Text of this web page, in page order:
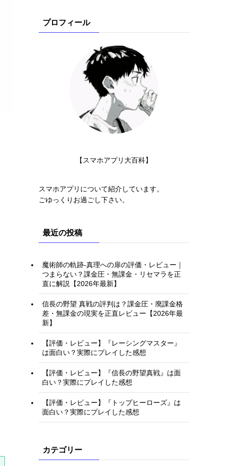
プロフィール
【スマホアプリ大百科】
スマホアプリについて紹介しています。
ごゆっくりお過ごし下さい。
最近の投稿
魔術師の軌跡-真理への扉の評価・レビュー｜
つまらない？課金圧・無課金・リセマラを正
直に解説【2026年最新】
信長の野望 真戦の評判は？課金圧・廃課金格
差・無課金の現実を正直レビュー【2026年最
新】
【評価・レビュー】『レーシングマスター』
は面白い？実際にプレイした感想
【評価・レビュー】『信長の野望真戦』は面
白い？実際にプレイした感想
【評価・レビュー】『トップヒーローズ』は
面白い？実際にプレイした感想
カテゴリー